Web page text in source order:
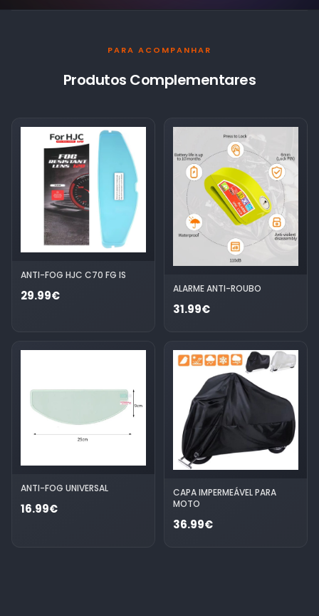
PARA ACOMPANHAR
Produtos Complementares
ANTI-FOG HJC C70 FG IS
29.99€ ALARME ANTI-ROUBO
31.99€
ANTI-FOG UNIVERSAL
16.99€
CAPA IMPERMEÁVEL PARA
MOTO
36.99€